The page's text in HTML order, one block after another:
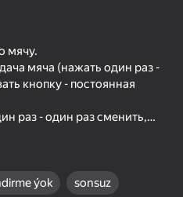
мячу.
мяча (нажать один раз -
кнопку - постоянная
раз - один раз сменить,
и дополнительных
ýok sonsuz